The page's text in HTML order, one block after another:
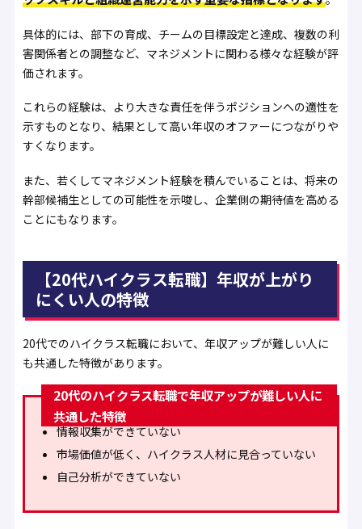
具体的には、部下の育成、チームの目標設定と達成、複数の利
害関係者との調整など、マネジメントに関わる様々な経験が評
価されます。
これらの経験は、より大きな責任を伴うポジションへの適性を
示すものとなり、結果として高い年収のオファーにつながりや
すくなります。
また、若くしてマネジメント経験を積んでいることは、将来の
幹部候補生としての可能性を示唆し、企業側の期待値を高める
ことにもなります。
【20代ハイクラス転職】年収が上がり
にくい人の特徴
20代でのハイクラス転職において、年収アップが難しい人に
も共通した特徴があります。
20代のハイクラス転職で年収アップが難しい人に
共通した特徴
情報収集ができていない
市場価値が低く、ハイクラス人材に見合っていない
自己分析ができていない